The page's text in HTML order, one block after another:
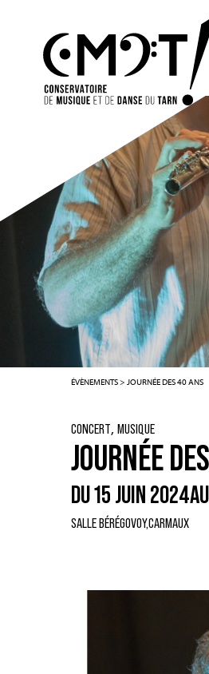
ÉVÈNEMENTS> JOURNÉE DES 40 ANS
CONCERT, MUSIQUE
JOURNÉE
DU 15 JUIN 2024
SALLE BÉRÉGOVOY,CARMAUX